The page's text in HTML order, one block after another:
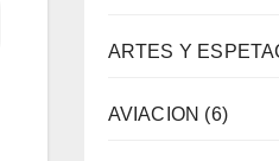
ARTES Y
AVIACION (6)